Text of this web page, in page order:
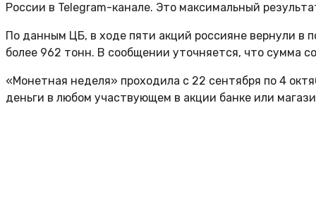
России в Telegram-канале. Это максимальный
По данным ЦБ, в ходе пяти акций россияне вернули в
более 962 тонн. В сообщении уточняется, что сумма
«Монетная неделя» проходила с 22 сентября по 4
деньги в любом участвующем в акции банке или